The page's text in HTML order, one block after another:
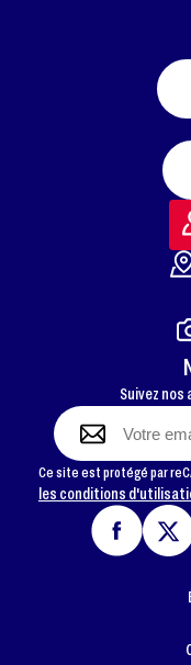
Suivez
Ce site est protégé par
les conditions